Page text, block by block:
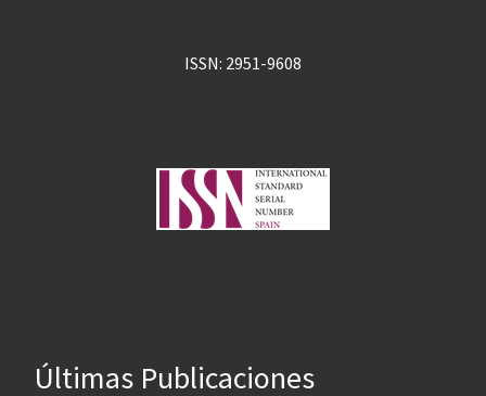
ISSN: 2951-9608
Últimas Publicaciones